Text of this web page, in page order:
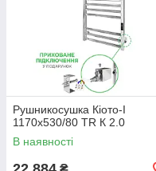
Рушникосушка Кіото-I
1170х530/80 TR К 2.0
В наявності